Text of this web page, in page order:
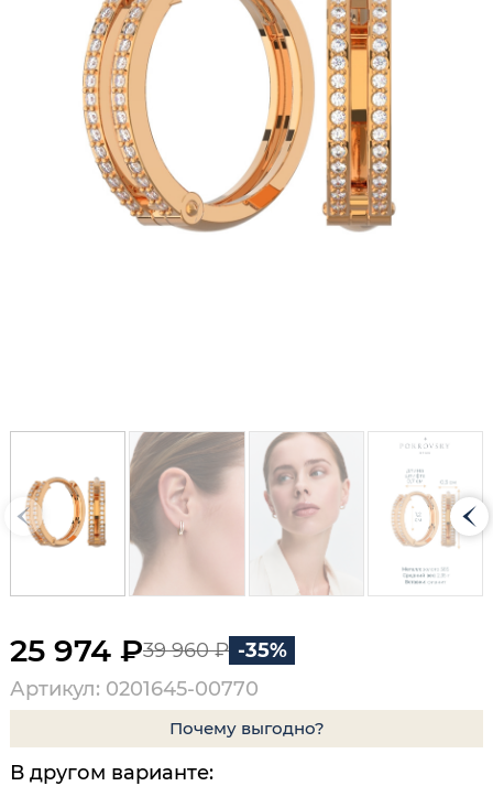
25 974 ₽39 960 ₽ -35%
Артикул: 0201645-00770
Почему выгодно?
В другом варианте: